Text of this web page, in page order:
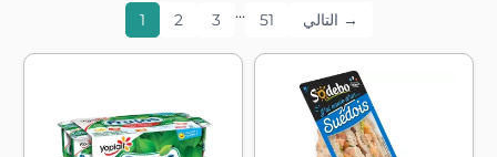
1 2 3 … 51 التالي →